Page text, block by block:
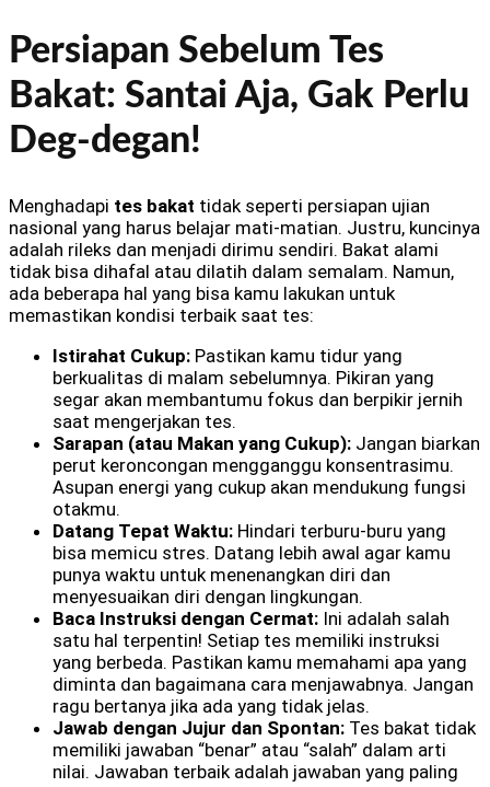
Persiapan Sebelum Tes
Bakat: Santai Aja, Gak Perlu
Deg-degan!
Menghadapi tes bakat tidak seperti persiapan ujian
nasional yang harus belajar mati-matian. Justru, kuncinya
adalah rileks dan menjadi dirimu sendiri. Bakat alami
tidak bisa dihafal atau dilatih dalam semalam. Namun,
ada beberapa hal yang bisa kamu lakukan untuk
memastikan kondisi terbaik saat tes:
Istirahat Cukup: Pastikan kamu tidur yang
berkualitas di malam sebelumnya. Pikiran yang
segar akan membantumu fokus dan berpikir jernih
saat mengerjakan tes.
Sarapan (atau Makan yang Cukup): Jangan biarkan
perut keroncongan mengganggu konsentrasimu.
Asupan energi yang cukup akan mendukung fungsi
otakmu.
Datang Tepat Waktu: Hindari terburu-buru yang
bisa memicu stres. Datang lebih awal agar kamu
punya waktu untuk menenangkan diri dan
menyesuaikan diri dengan lingkungan.
Baca Instruksi dengan Cermat: Ini adalah salah
satu hal terpentin! Setiap tes memiliki instruksi
yang berbeda. Pastikan kamu memahami apa yang
diminta dan bagaimana cara menjawabnya. Jangan
ragu bertanya jika ada yang tidak jelas.
Jawab dengan Jujur dan Spontan: Tes bakat tidak
memiliki jawaban “benar” atau “salah” dalam arti
nilai. Jawaban terbaik adalah jawaban yang paling